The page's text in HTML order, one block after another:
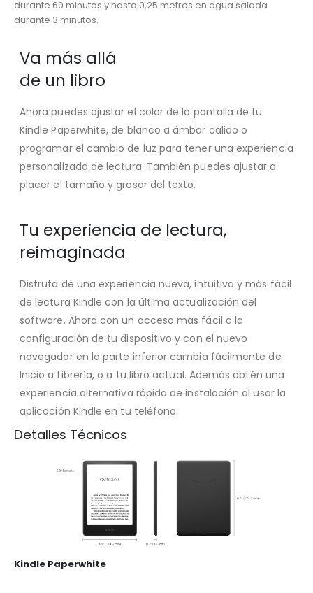
durante 60 minutos y hasta 0,25 metros en agua salada
durante 3 minutos.
Va más allá
de un libro
Ahora puedes ajustar el color de la pantalla de tu
Kindle Paperwhite, de blanco a ámbar cálido o
programar el cambio de luz para tener una experiencia
personalizada de lectura. También puedes ajustar a
placer el tamaño y grosor del texto.
Tu experiencia de lectura,
reimaginada
Disfruta de una experiencia nueva, intuitiva y más fácil
de lectura Kindle con la última actualización del
software. Ahora con un acceso más fácil a la
configuración de tu dispositivo y con el nuevo
navegador en la parte inferior cambia fácilmente de
Inicio a Librería, o a tu libro actual. Además obtén una
experiencia alternativa rápida de instalación al usar la
aplicación Kindle en tu teléfono.
Detalles Técnicos
Kindle Paperwhite